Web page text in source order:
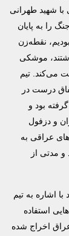
شهید طهرانی
را به پایان
نقطه‌زن
شلیک داشتند، موشکی
اصابت می‌کند. تیم
درست در
بود و
و دزفول
عراقی به
مدتی از
اشاره به تیم
استفاده
اخراج شده